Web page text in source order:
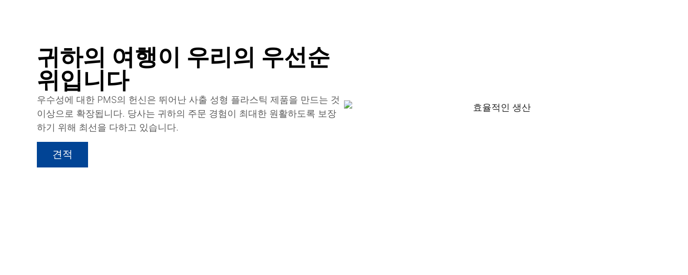
귀하의 여행이 우리의 우선순
위입니다
우수성에 대한 PMS의 헌신은 뛰어난 사출 성형 플라스틱 제품을 만드는 것
이상으로 확장됩니다. 당사는 귀하의 주문 경험이 최대한 원활하도록 보장
하기 위해 최선을 다하고 있습니다.
견적